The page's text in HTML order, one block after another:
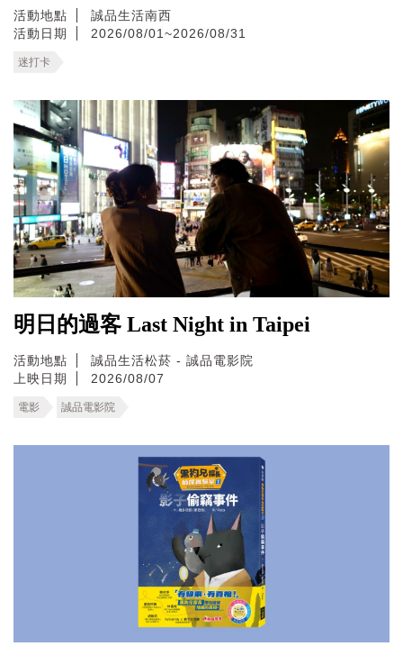
活動地點
誠品生活南西
活動日期
2026/08/01~2026/08/31
迷打卡
明日的過客 Last Night in Taipei
活動地點
誠品生活松菸 - 誠品電影院
上映日期
2026/08/07
電影 誠品電影院